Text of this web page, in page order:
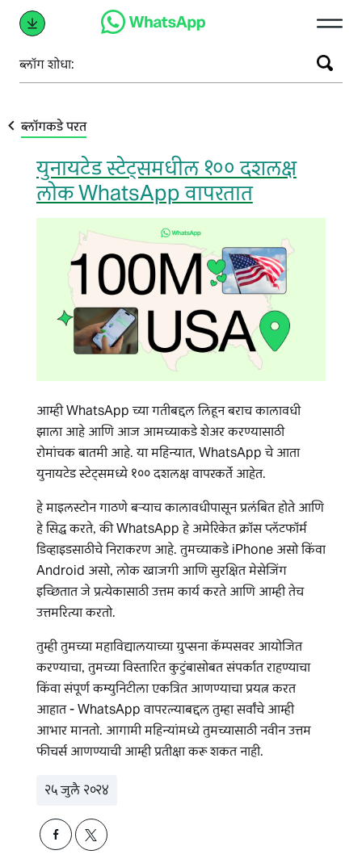
ब्‍लॉग शोधा:
ब्लॉगकडे परत
युनायटेड स्टेट्समधील १०० दशलक्ष
लोक WhatsApp वापरतात
आम्ही WhatsApp च्या गतीबद्दल लिहून बराच कालावधी
झाला आहे आणि आज आमच्याकडे शेअर करण्‍यासाठी
रोमांचक बातमी आहे. या महिन्यात, WhatsApp चे आता
युनायटेड स्टेट्समध्ये १०० दशलक्ष वापरकर्ते आहेत.
हे माइलस्टोन गाठणे बर्‍याच कालावधीपासून प्रलंबित होते आणि
हे सिद्ध करते, की WhatsApp हे अमेरिकेत क्रॉस प्लॅटफॉर्म
डिव्हाइडसाठीचे निराकरण आहे. तुमच्याकडे iPhone असो किंवा
Android असो, लोक खाजगी आणि सुरक्षित मेसेजिंग
इच्छितात जे प्रत्येकासाठी उत्तम कार्य करते आणि आम्ही तेच
उत्तमरित्या करतो.
तुम्ही तुमच्या महाविद्यालयाच्या ग्रुप्सना कॅम्पसवर आयोजित
करण्‍याचा, तुमच्या विस्तारित कुटुंबासोबत संपर्कात राहण्याचा
किंवा संपूर्ण कम्युनिटीला एकत्रित आणण्‍याचा प्रयत्न करत
आहात - WhatsApp वापरल्याबद्दल तुम्हा सर्वांचे आम्ही
आभार मानतो. आगामी महिन्यांमध्ये तुमच्यासाठी नवीन उत्तम
फीचर्स आणण्याची आम्ही प्रतीक्षा करू शकत नाही.
२५ जुलै २०२४